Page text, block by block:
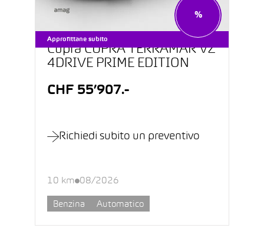
Approfittane subito
%
Cupra CUPRA TERRAMAR VZ
4DRIVE PRIME EDITION
CHF 55’907.-
Richiedi subito un preventivo
10 km 08/2026
Benzina Automatico